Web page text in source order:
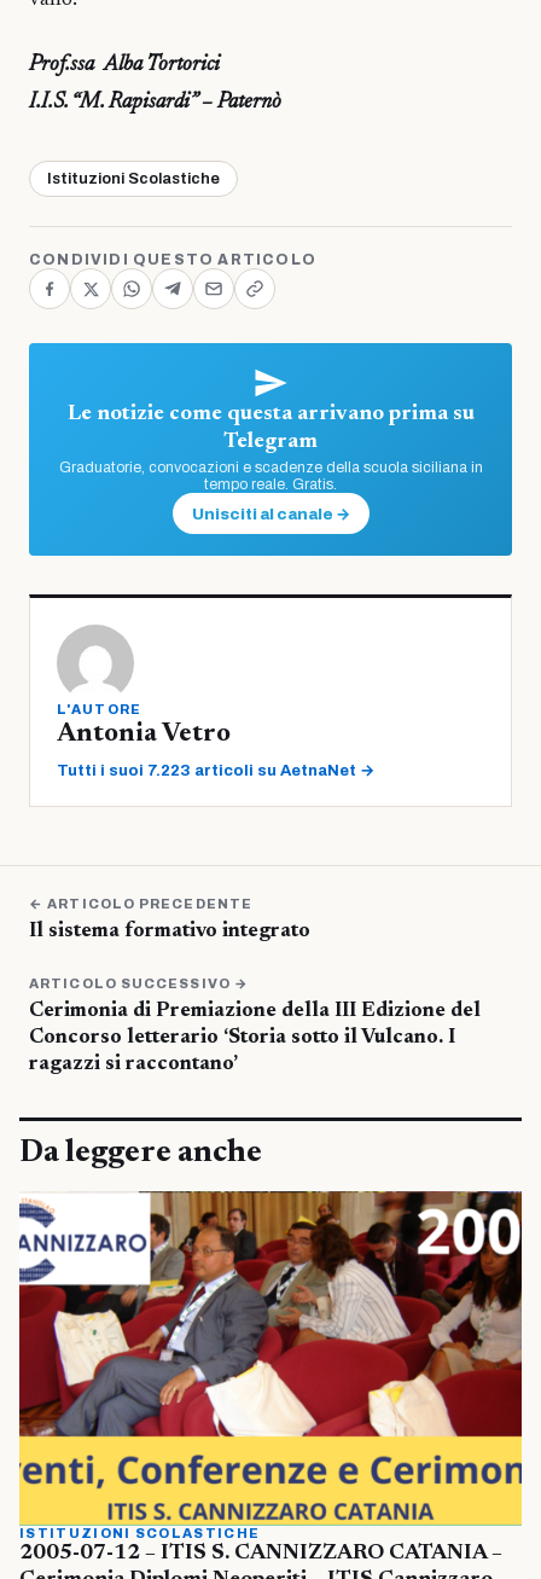
Prof.ssa Alba Tortorici
I.I.S. “M. Rapisardi” – Paternò
Istituzioni Scolastiche
CONDIVIDI QUESTO ARTICOLO
Le notizie come questa arrivano prima su
Telegram
Graduatorie, convocazioni e scadenze della scuola siciliana in
tempo reale. Gratis.
Unisciti al canale →
L'AUTORE
Antonia Vetro
Tutti i suoi 7.223 articoli su AetnaNet →
← ARTICOLO PRECEDENTE
Il sistema formativo integrato
ARTICOLO SUCCESSIVO →
Cerimonia di Premiazione della III Edizione del
Concorso letterario ‘Storia sotto il Vulcano. I
ragazzi si raccontano’
Da leggere anche
ISTITUZIONI SCOLASTICHE
2005-07-12 – ITIS S. CANNIZZARO CATANIA –